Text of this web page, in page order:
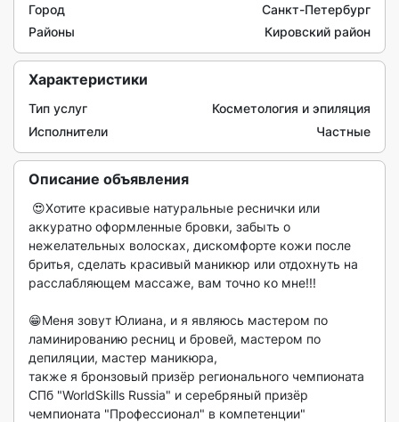
Город
Санкт-Петербург
Районы
Кировский район
Характеристики
Тип услуг
Косметология и эпиляция
Исполнители
Частные
Описание объявления
аккуратно оформленные бровки, забыть о
нежелательных волосках, дискомфорте кожи после
бритья, сделать красивый маникюр или отдохнуть на
расслабляющем массаже, вам точно ко мне!!!
😁Меня зовут Юлиана, и я являюсь мастером по
ламинированию ресниц и бровей, мастером по
депиляции, мастер маникюра,
также я бронзовый призёр регионального чемпионата
СПб "WorldSkills Russia" и серебряный призёр
чемпионата "Профессионал" в компетенции"